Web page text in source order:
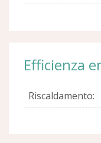
Efficienza
Riscaldamento: